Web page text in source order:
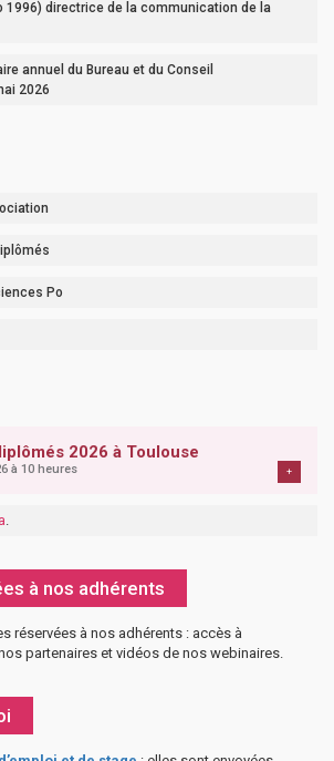
1996) directrice de la communication de la
annuel du Bureau et du Conseil
2026
Po
2026 à Toulouse
à 10 heures +
à nos adhérents
réservées à nos adhérents : accès à
partenaires et vidéos de nos webinaires.